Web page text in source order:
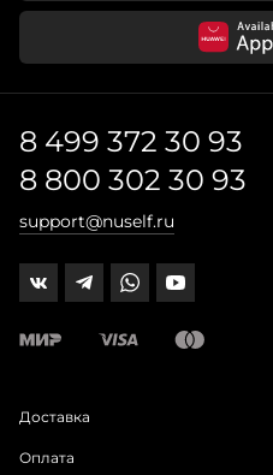
8 499 372 30 93
8 800 302 30 93
support@nuself.ru
Доставка
Оплата